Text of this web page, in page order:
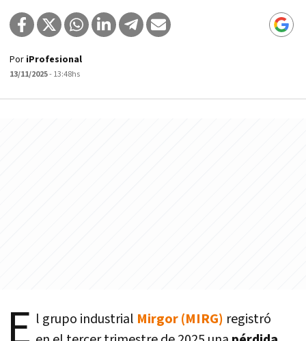
Por iProfesional
13/11/2025- 13:48hs
l grupo industrial Mirgor (MIRG) registró